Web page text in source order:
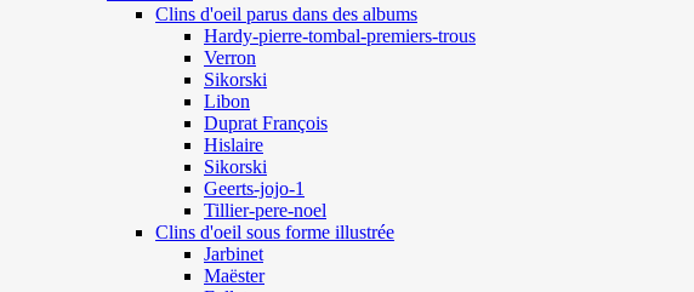
Clins d'oeil parus dans des albums
Hardy-pierre-tombal-premiers-trous
Verron
Sikorski
Libon
Duprat François
Hislaire
Sikorski
Geerts-jojo-1
Tillier-pere-noel
Clins d'oeil sous forme illustrée
Jarbinet
Maëster